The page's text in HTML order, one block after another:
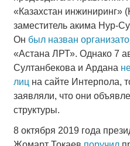
«Казахстан инжиниринг»
заместитель акима Нур-
Он был назван
«Астана ЛРТ». Однако 7
Султанбекова и Ардана
лиц на сайте Интерпола,
заявляли, что они
структуры.
8 октября 2019 года